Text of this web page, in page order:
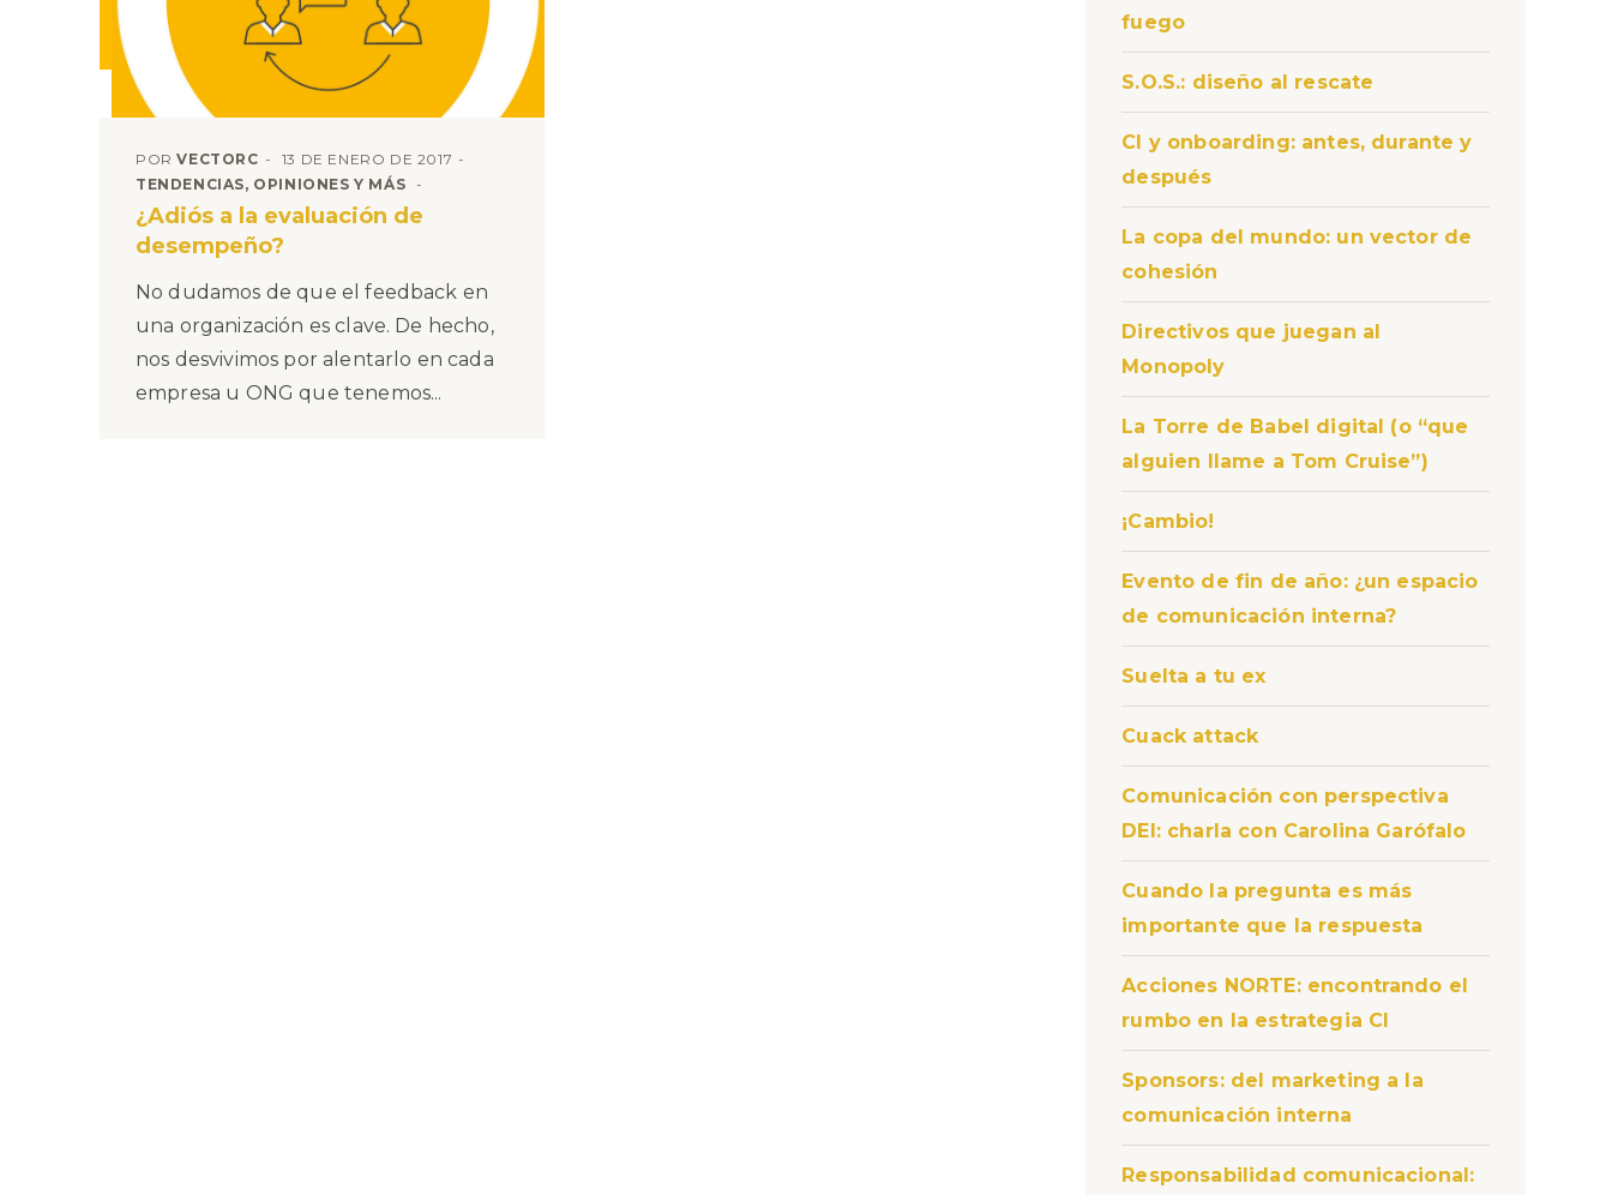
PORVECTORC
13 DE ENERO DE 2017
TENDENCIAS, OPINIONES Y MÁS
¿Adiós a la evaluación de
desempeño?
No dudamos de que el feedback en
una organización es clave. De hecho,
nos desvivimos por alentarlo en cada
empresa u ONG que tenemos...
fuego
S.O.S.: diseño al rescate
CI y onboarding: antes, durante y
después
La copa del mundo: un vector de
cohesión
Directivos que juegan al
Monopoly
La Torre de Babel digital (o “que
alguien llame a Tom Cruise”)
¡Cambio!
Evento de fin de año: ¿un espacio
de comunicación interna?
Suelta a tu ex
Cuack attack
Comunicación con perspectiva
DEI: charla con Carolina Garófalo
Cuando la pregunta es más
importante que la respuesta
Acciones NORTE: encontrando el
rumbo en la estrategia CI
Sponsors: del marketing a la
comunicación interna
Responsabilidad comunicacional: